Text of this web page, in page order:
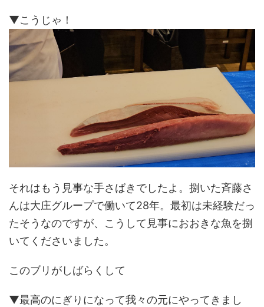
▼こうじゃ！
それはもう見事な手さばきでしたよ。捌いた斉藤さ
んは大庄グループで働いて28年。最初は未経験だっ
たそうなのですが、こうして見事におおきな魚を捌
いてくださいました。
このブリがしばらくして
▼最高のにぎりになって我々の元にやってきまし